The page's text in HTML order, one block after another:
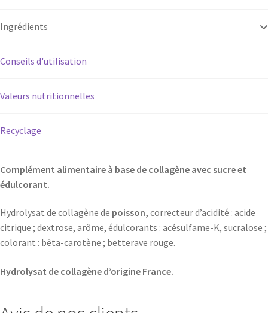
Ingrédients
Conseils d'utilisation
Valeurs nutritionnelles
Recyclage
Complément alimentaire à base de collagène avec sucre et
édulcorant.
Hydrolysat de collagène de poisson, correcteur d’acidité : acide
citrique ; dextrose, arôme, édulcorants : acésulfame-K, sucralose ;
colorant : bêta-carotène ; betterave rouge.
Hydrolysat de collagène d’origine France.